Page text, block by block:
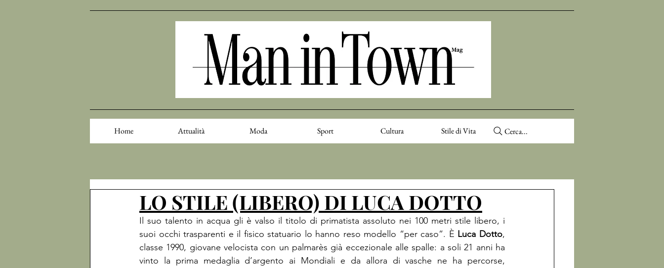
Home Attualità Moda Sport Cultura Stile di Vita Cerca...
LO STILE (LIBERO) DI LUCA DOTTO
Il suo talento in acqua gli è valso il titolo di primatista assoluto nei 100 metri stile libero, i
suoi occhi trasparenti e il fisico statuario lo hanno reso modello “per caso”. È Luca Dotto,
classe 1990, giovane velocista con un palmarès già eccezionale alle spalle: a soli 21 anni ha
vinto la prima medaglia d’argento ai Mondiali e da allora di vasche ne ha percorse,